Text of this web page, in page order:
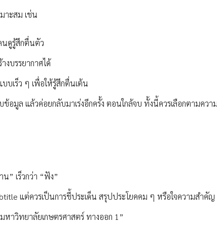
าะสม เช่น
นดูรู้สึกตื่นตัว
งบรรยากาศได้
บเร็ว ๆ เพื่อให้รู้สึกตื่นเต้น
มูล แล้วค่อยกลับมาเร่งอีกครั้ง ตอนใกล้จบ ทั้งนี้ควรเลือกตามควา
” เร็วกว่า “ฟัง”
แต่ควรเป็นการชี้ประเด็น สรุปประโยคคม ๆ หรือใจความสำคัญ
หาวิทยาลัยเกษตรศาสตร์ ทางออก 1”